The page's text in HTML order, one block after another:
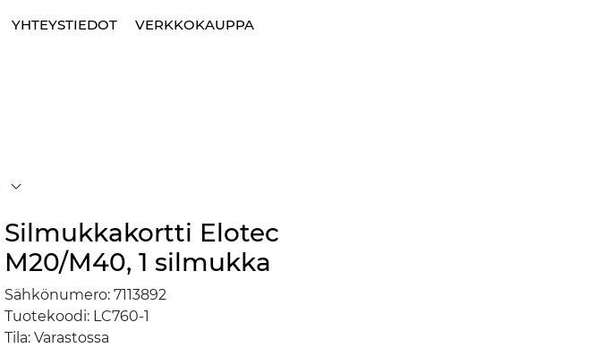
YHTEYSTIEDOT VERKKOKAUPPA
Silmukkakortti Elotec
M20/M40, 1 silmukka
Sähkönumero: 7113892
Tuotekoodi: LC760-1
Tila: Varastossa